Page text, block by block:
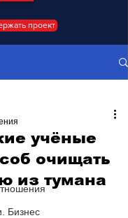
проект
Бизнес
учёные
очищать
из тумана